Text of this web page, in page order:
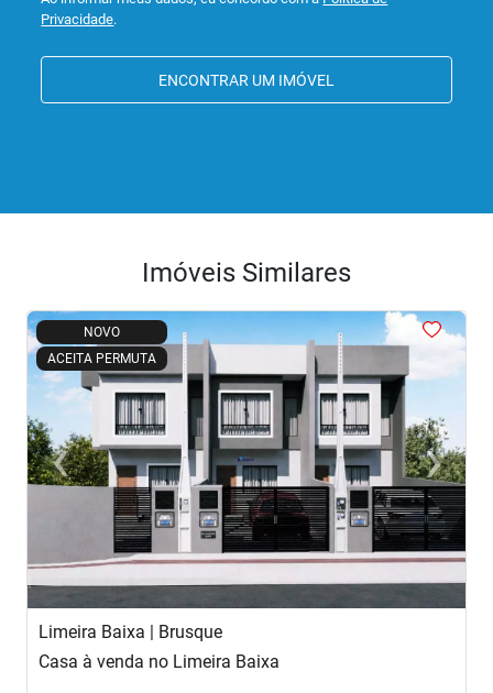
Privacidade.
ENCONTRAR UM IMÓVEL
Imóveis Similares
NOVO
ACEITA PERMUTA
<<<
‹Previous ›Next
Limeira Baixa | Brusque
Casa à venda no Limeira Baixa